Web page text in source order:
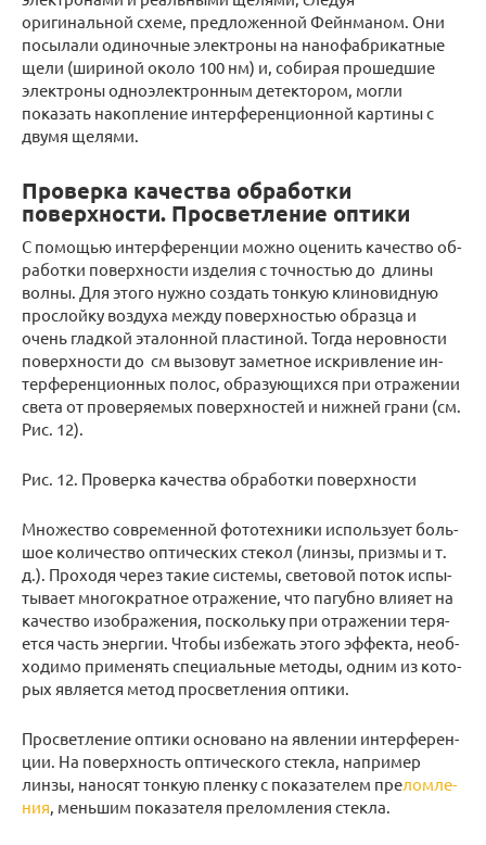
оригинальной схеме, предложенной Фейнманом. Они
посылали одиночные электроны на нанофабрикатные
щели (шириной около 100 нм) и, собирая прошедшие
электроны одноэлектронным детектором, могли
показать накопление интерференционной картины с
двумя щелями.
Проверка качества обработки
поверхности. Просветление оптики
С по­мо­щью ин­тер­фе­рен­ции можно оце­нить ка­че­ство об­
ра­бот­ки по­верх­но­сти из­де­лия с точ­но­стью до длины
волны. Для этого нужно со­здать тон­кую кли­но­вид­ную
про­слой­ку воз­ду­ха между по­верх­но­стью об­раз­ца и
очень глад­кой эта­лон­ной пла­сти­ной. Тогда неров­но­сти
по­верх­но­сти до см вы­зо­вут за­мет­ное ис­крив­ле­ние ин­
тер­фе­рен­ци­он­ных полос, об­ра­зу­ю­щих­ся при от­ра­же­нии
света от про­ве­ря­е­мых по­верх­но­стей и ниж­ней грани (см.
Рис. 12).
Рис. 12. Про­вер­ка ка­че­ства об­ра­бот­ки по­верх­но­сти
Мно­же­ство со­вре­мен­ной фо­то­тех­ни­ки ис­поль­зу­ет боль­
шое ко­ли­че­ство оп­ти­че­ских сте­кол (линзы, приз­мы и т.
д.). Про­хо­дя через такие си­сте­мы, све­то­вой поток ис­пы­
ты­ва­ет мно­го­крат­ное от­ра­же­ние, что па­губ­но вли­я­ет на
ка­че­ство изоб­ра­же­ния, по­сколь­ку при от­ра­же­нии те­ря­
ет­ся часть энер­гии. Чтобы из­бе­жать этого эф­фек­та, необ­
хо­ди­мо при­ме­нять спе­ци­аль­ные ме­то­ды, одним из ко­то­
рых яв­ля­ет­ся метод про­свет­ле­ния оп­ти­ки.
Про­свет­ле­ние оп­ти­ки ос­но­ва­но на яв­ле­нии ин­тер­фе­рен­
ции. На по­верх­ность оп­ти­че­ско­го стек­ла, на­при­мер
линзы, на­но­сят тон­кую плен­ку с по­ка­за­те­лем пре­лом­ле­
ния, мень­шим по­ка­за­те­ля пре­лом­ле­ния стек­ла.